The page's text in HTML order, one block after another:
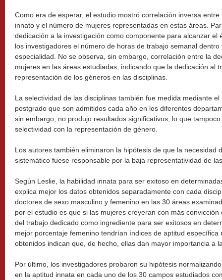
Como era de esperar, el estudio mostró correlación inversa
innato y el número de mujeres representadas en estas áreas.
dedicación a la investigación como componente para alcanzar el
los investigadores el número de horas de trabajo semanal
especialidad. No se observa, sin embargo, correlación entre la
mujeres en las áreas estudiadas, indicando que la dedicación al
representación de los géneros en las disciplinas.
La selectividad de las disciplinas también fue medida mediante
postgrado que son admitidos cada año en los diferentes
sin embargo, no produjo resultados significativos, lo que
selectividad con la representación de género.
Los autores también eliminaron la hipótesis de que la necesidad
sistemático fuese responsable por la baja representatividad de
Según Leslie, la habilidad innata para ser exitoso en
explica mejor los datos obtenidos separadamente con cada
doctores de sexo masculino y femenino en las 30 áreas
por el estudio es que si las mujeres creyeran con más
del trabajo dedicado como ingrediente para ser exitosos en
mejor porcentaje femenino tendrían índices de aptitud específica
obtenidos indican que, de hecho, ellas dan mayor importancia a
Por último, los investigadores probaron su hipótesis
en la aptitud innata en cada uno de los 30 campos estudiados